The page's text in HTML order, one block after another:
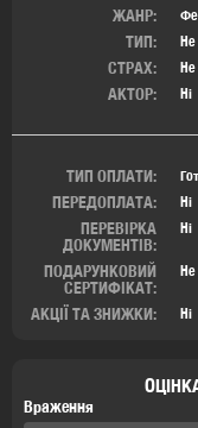
ЖАНР:
ТИП: Не
СТРАХ: Не
АКТОР: Ні
ТИП ОПЛАТИ:
ПЕРЕДОПЛАТА: Ні
ПЕРЕВІРКА
ДОКУМЕНТІВ:
Ні
ПОДАРУНКОВИЙ
СЕРТИФІКАТ:
Не
АКЦІЇ ТА ЗНИЖКИ: Ні
Враження